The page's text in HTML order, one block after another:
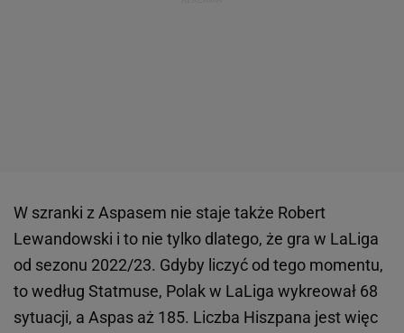
W szranki z Aspasem nie staje także Robert
Lewandowski i to nie tylko dlatego, że gra w LaLiga
od sezonu 2022/23. Gdyby liczyć od tego momentu,
to według Statmuse, Polak w LaLiga wykreował 68
sytuacji, a Aspas aż 185. Liczba Hiszpana jest więc